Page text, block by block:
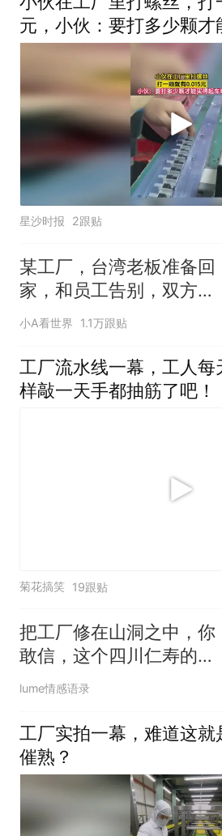
西瓜。原来大家都在
元，小伙：要打多少颗才
星沙时报 2跟贴
某工厂，台湾老板准备回
家，和员工告别，双方依
依不舍
小A看世界 1.1万跟贴
工厂流水线一幕，工人每
样敲一天手都抽筋了吧！
菊花搞笑 19跟贴
把工厂修在山洞之中，你
敢信，这个四川仁寿的工
厂曾经也是发
lume情感语录
工厂实拍一幕，难道这就
催熟？